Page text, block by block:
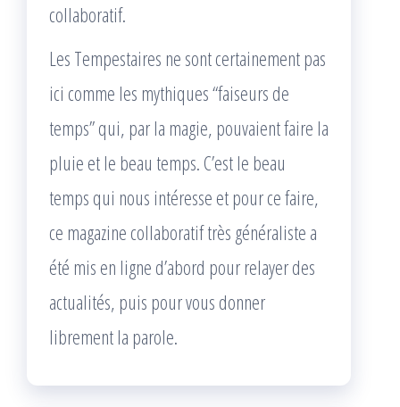
collaboratif.
Les Tempestaires ne sont certainement pas
ici comme les mythiques “faiseurs de
temps” qui, par la magie, pouvaient faire la
pluie et le beau temps. C’est le beau
temps qui nous intéresse et pour ce faire,
ce magazine collaboratif très généraliste a
été mis en ligne d’abord pour relayer des
actualités, puis pour vous donner
librement la parole.